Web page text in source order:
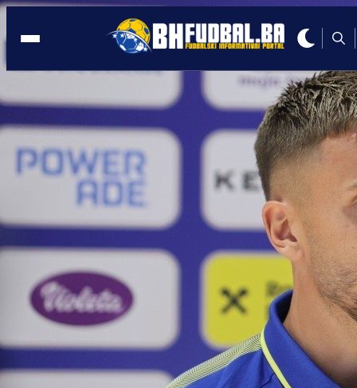
NJEMAČKA
17:30, 13.09.2025
Nevjerovatan pogodak Demirovića:
Petom zatresao mrežu bivšeg kluba
Redakcija
17:30, 13.09.2025